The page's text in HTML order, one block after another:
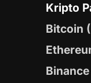
Kripto
Bitcoin